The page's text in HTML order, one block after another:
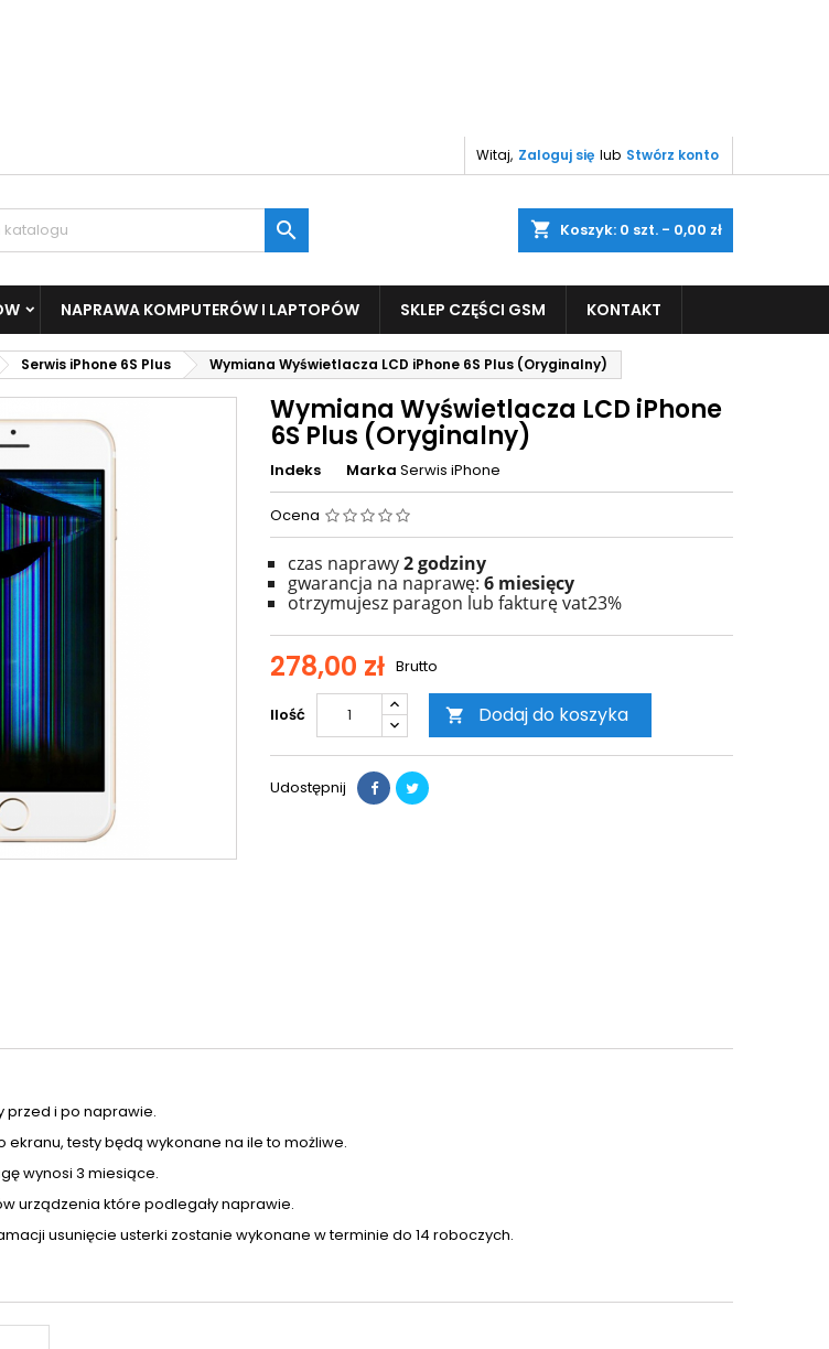
Witaj, Zaloguj się lub Stwórz konto
shopping_cart Koszyk: 0 szt. - 0,00 zł

NAPRAWA KOMPUTERÓW I LAPTOPÓW SKLEP CZĘŚCI GSM KONTAKT
Serwis iPhone 6S Plus Wymiana Wyświetlacza LCD iPhone 6S Plus (Oryginalny)
Wymiana Wyświetlacza LCD iPhone
6S Plus (Oryginalny)
Indeks Marka Serwis iPhone
Ocena
czas naprawy2godziny
gwarancja na naprawę: 6 miesięcy
otrzymujesz paragon lub fakturę vat23%
278,00 zł Brutto
Ilość  Dodaj do koszyka
Udostępnij
przed i po naprawie.
testy będą wykonane na ile to możliwe.
wynosi 3 miesiące.
urządzenia które podlegały naprawie.
usunięcie usterki zostanie wykonane w terminie do 14 roboczych.